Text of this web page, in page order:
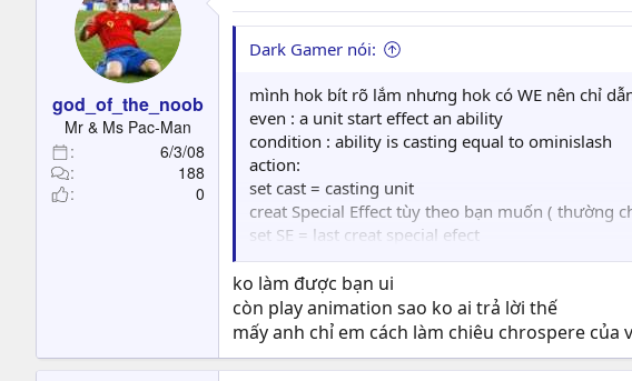
r
god_of_the_noob
Mr & Ms Pac-Man
6/3/08
188
0
Dark Gamer nói:
mình hok bít rõ lắm nhưng hok có WE nên chỉ
even : a unit start effect an ability
condition : ability is casting equal to ominislash
action:
set cast = casting unit
creat Special Effect tùy theo bạn muốn ( thường
set SE = last creat special efect
for loop action integer A, 1 to ( số lần bạn cho
set taget = random unit in the range 800 of
move cast instale ( hình như sai chính tả ) to point
order cast attack taget
destroy SE
ko làm được bạn ui
còn play animation sao ko ai trả lời thế
mấy anh chỉ em cách làm chiêu chrospere của